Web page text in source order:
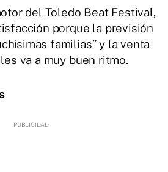
del Toledo Beat Festival,
porque la previsión
familias” y la venta
va a muy buen ritmo.